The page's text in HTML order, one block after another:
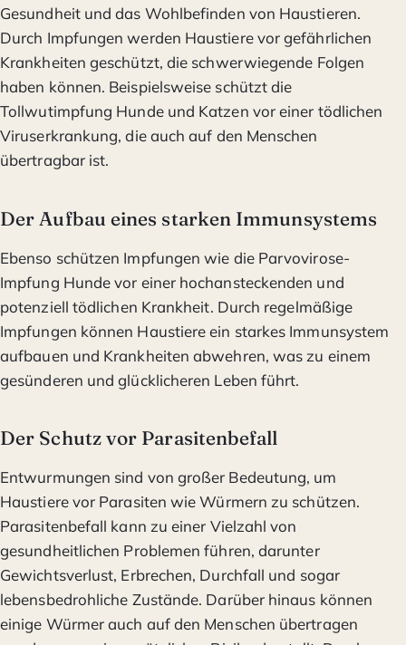
Gesundheit und das Wohlbefinden von Haustieren.
Durch Impfungen werden Haustiere vor gefährlichen
Krankheiten geschützt, die schwerwiegende Folgen
haben können. Beispielsweise schützt die
Tollwutimpfung Hunde und Katzen vor einer tödlichen
Viruserkrankung, die auch auf den Menschen
übertragbar ist.
Der Aufbau eines starken Immunsystems
Ebenso schützen Impfungen wie die Parvovirose-
Impfung Hunde vor einer hochansteckenden und
potenziell tödlichen Krankheit. Durch regelmäßige
Impfungen können Haustiere ein starkes Immunsystem
aufbauen und Krankheiten abwehren, was zu einem
gesünderen und glücklicheren Leben führt.
Der Schutz vor Parasitenbefall
Entwurmungen sind von großer Bedeutung, um
Haustiere vor Parasiten wie Würmern zu schützen.
Parasitenbefall kann zu einer Vielzahl von
gesundheitlichen Problemen führen, darunter
Gewichtsverlust, Erbrechen, Durchfall und sogar
lebensbedrohliche Zustände. Darüber hinaus können
einige Würmer auch auf den Menschen übertragen